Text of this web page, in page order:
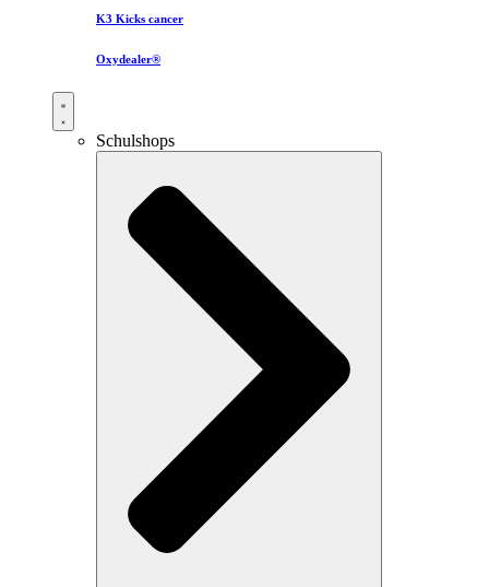
K3 Kicks cancer
Oxydealer®
Schulshops